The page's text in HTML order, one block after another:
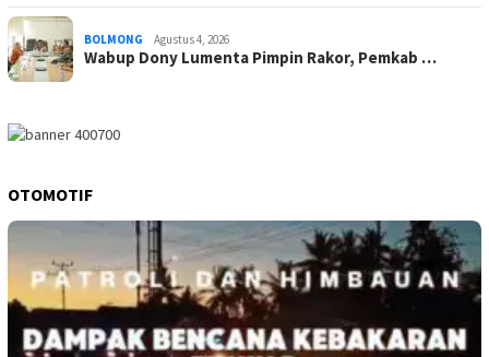
BOLMONG Agustus 4, 2026
Wabup Dony Lumenta Pimpin Rakor, Pemkab …
OTOMOTIF